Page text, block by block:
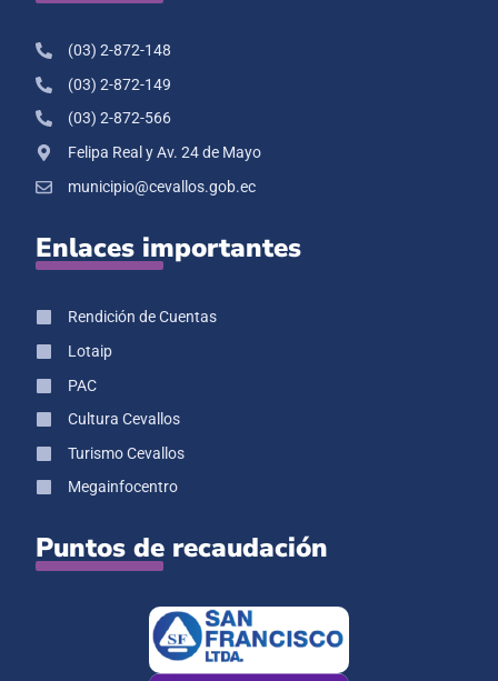
(03) 2-872-148
(03) 2-872-149
(03) 2-872-566
Felipa Real y Av. 24 de Mayo
municipio@cevallos.gob.ec
Enlaces importantes
Rendición de Cuentas
Lotaip
PAC
Cultura Cevallos
Turismo Cevallos
Megainfocentro
Puntos de recaudación